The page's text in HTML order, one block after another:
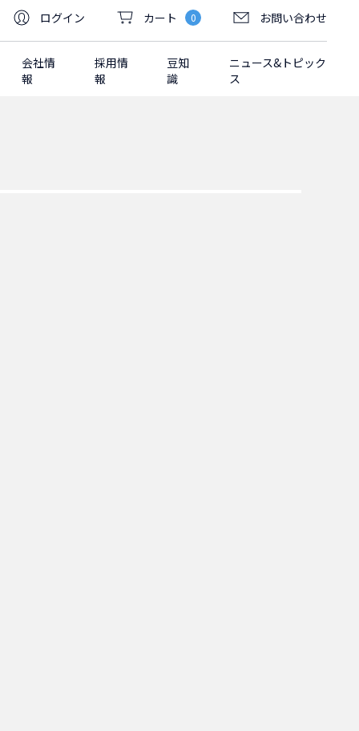
ログイン カート 0 お問い合わせ
会社情
報
採用情
報
豆知
識
ニュース&トピック
ス